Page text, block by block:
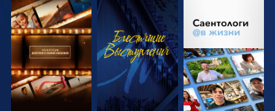
СМОТРЕТЬ
ПЕРЕДАЧИ
СМОТРЕТЬ
СМОТРЕТЬ